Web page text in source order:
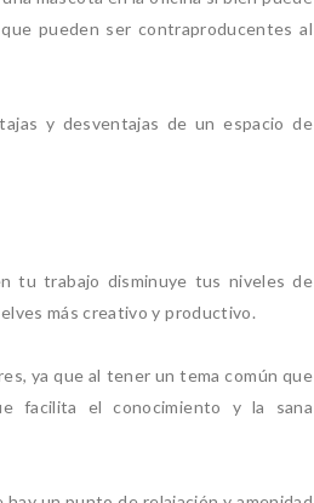
pueden ser contraproducentes al
y desventajas de un espacio de
tu trabajo disminuye tus niveles de
más creativo y productivo.
ya que al tener un tema común que
facilita el conocimiento y la sana